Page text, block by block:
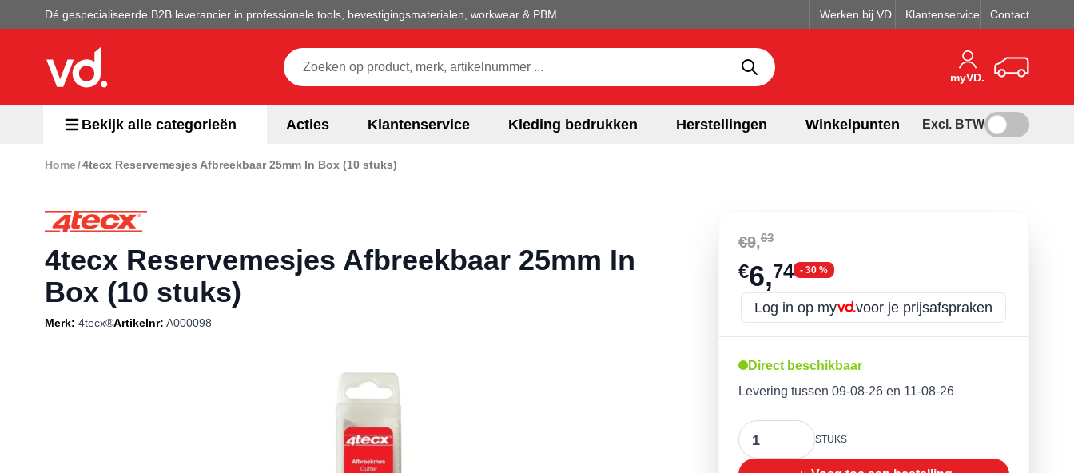
Ga naar de inhoud
Dé gespecialiseerde B2B leverancier in professionele tools, bevestigingsmaterialen, workwear & PBM Werken bij VD. Klantenservice Contact
Doorzoek de hele winkel
myVD.
Winkelwagen
Bekijk alle categorieën
Gereedschappen
Accu machines
Machines
Chemie
Acties Klantenservice Kleding bedrukken Herstellingen Winkelpunten Excl. BTW
Home/4tecx Reservemesjes Afbreekbaar 25mm In Box (10 stuks)
4tecx Reservemesjes Afbreekbaar 25mm In
Box (10 stuks)
Merk: 4tecx®Artikelnr: A000098
€9,63
€6,74 - 30 %
Log in op my voor je prijsafspraken
Direct beschikbaar
Levering tussen 09-08-26 en 11-08-26
Aantal
STUKS